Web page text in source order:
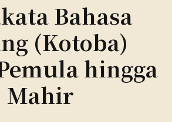
Bahasa
(Kotoba)
hingga
Mahir